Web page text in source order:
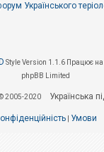
Українського
Style Version 1.1.6 Працює на
phpBB Limited
2005-2020 Українська
| Умови